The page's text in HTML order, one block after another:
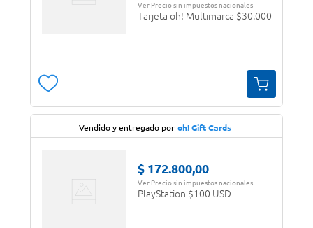
Ver Precio sin impuestos nacionales
Tarjeta oh! Multimarca $30.000
Vendido y entregado por oh! Gift Cards
$ 172.800,00
Ver Precio sin impuestos nacionales
PlayStation $100 USD